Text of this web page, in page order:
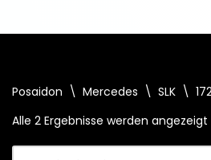
Posaidon \ Mercedes \ SLK \
Alle 2 Ergebnisse werden angezeigt